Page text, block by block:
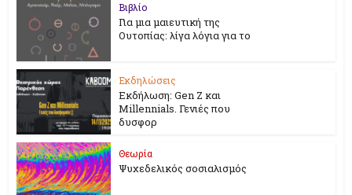
Βιβλίο
Για μια μαιευτική της
Ουτοπίας: λίγα λόγια για το
Εκδηλώσεις
Εκδήλωση: Gen Z και
Millennials. Γενιές που
δυσφορ
Θεωρία
Ψυχεδελικός σοσιαλισμός